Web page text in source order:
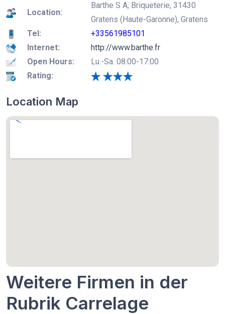
Location:
Barthe S A, Briqueterie, 31430
Gratens (Haute-Garonne), Gratens
Tel:
+33561985101
Internet:
http://www.barthe.fr
Open Hours:
Lu.-Sa. 08:00-17:00
Rating:
Location Map
Weitere Firmen in der
Rubrik Carrelage